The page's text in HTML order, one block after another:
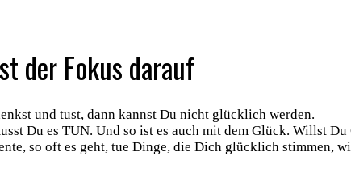
der Fokus darauf
und tust, dann kannst Du nicht glücklich werden.
Du es TUN. Und so ist es auch mit dem Glück. Willst
so oft es geht, tue Dinge, die Dich glücklich stimmen,